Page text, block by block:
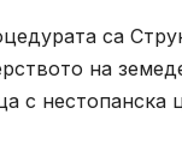
са
на
с